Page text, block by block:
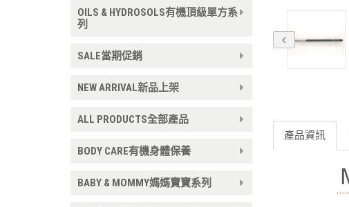
產品資訊
OILS & HYDROSOLS有機頂級單方系
列
SALE當期促銷
NEW ARRIVAL新品上架
ALL PRODUCTS全部產品
BODY CARE有機身體保養
BABY & MOMMY媽媽寶寶系列